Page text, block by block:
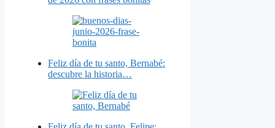
Feliz día de tu santo, Bernabé:
descubre la historia…